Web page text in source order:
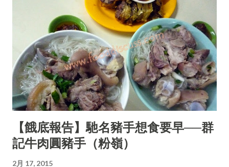
【餓底報告】馳名豬手想食要早──群
記牛肉圓豬手（粉嶺）
2月 17, 2015